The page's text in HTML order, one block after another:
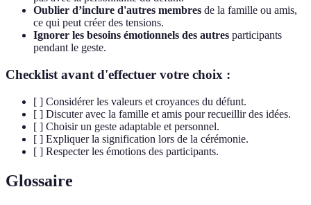
Oublier d’inclure d'autres membres de la famille ou amis,
ce qui peut créer des tensions.
Ignorer les besoins émotionnels des autres participants
pendant le geste.
Checklist avant d'effectuer votre choix :
[ ] Considérer les valeurs et croyances du défunt.
[ ] Discuter avec la famille et amis pour recueillir des idées.
[ ] Choisir un geste adaptable et personnel.
[ ] Expliquer la signification lors de la cérémonie.
[ ] Respecter les émotions des participants.
Glossaire